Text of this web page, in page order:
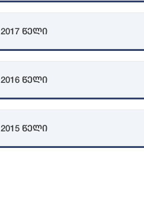
2017 წელი
2016 წელი
2015 წელი